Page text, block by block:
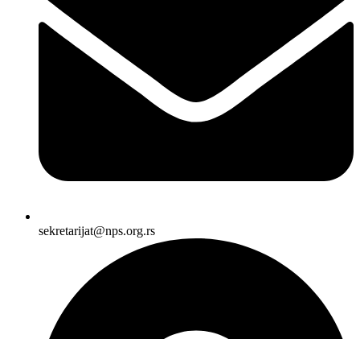
sekretarijat@nps.org.rs